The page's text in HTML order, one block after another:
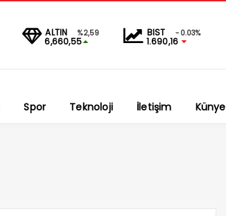
ALTIN %2,59
6,660,55
BIST -0.03%
1.690,16
Spor Teknoloji İletişim Künye